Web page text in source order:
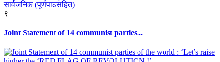
९
Joint Statement of 14 communist parties...